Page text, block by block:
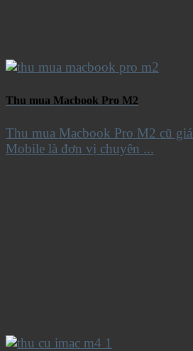
Thu mua Macbook Pro M2
Thu mua Macbook Pro M2 cũ
Mobile là đơn vị chuyên ...